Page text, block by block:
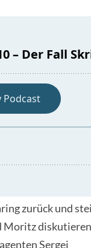
zurück und
Moritz
Sergei